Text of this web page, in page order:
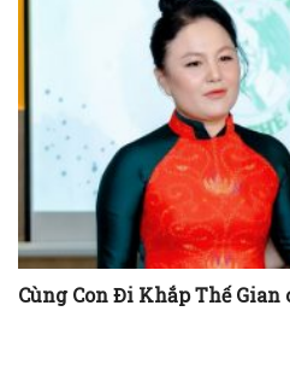
Cùng Con Đi Khắp Thế Gian